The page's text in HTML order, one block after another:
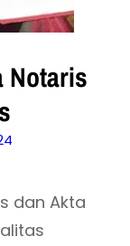
Notaris
dan Akta